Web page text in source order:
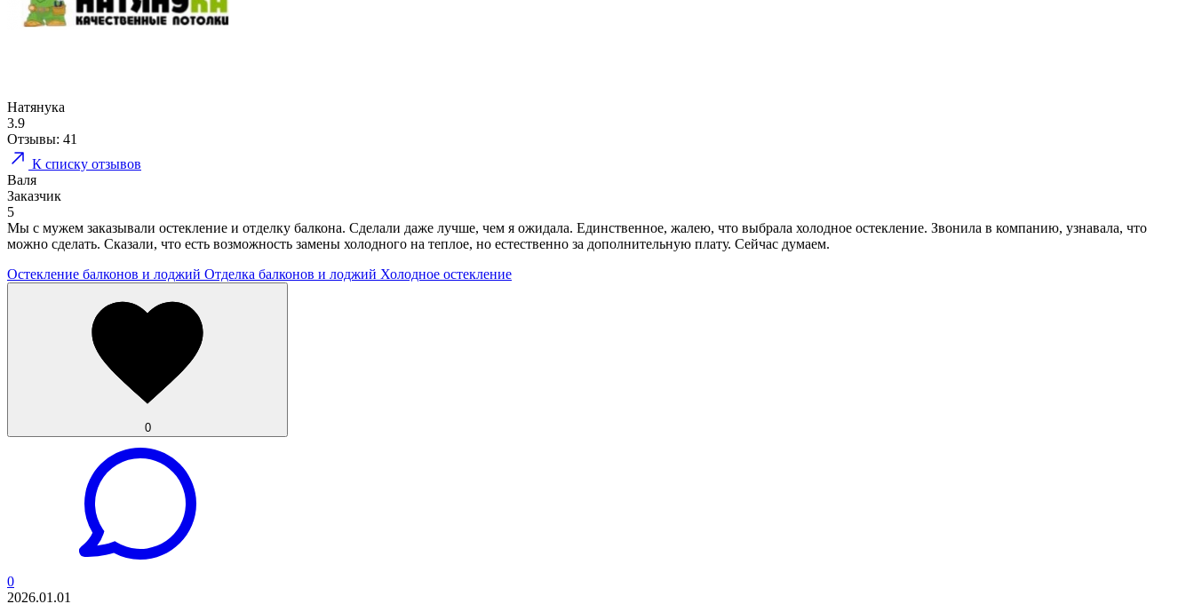
Натянука
3.9
Отзывы: 41
К списку отзывов
Валя
Заказчик
5
Мы с мужем заказывали остекление и отделку балкона. Сделали даже лучше, чем я ожидала. Единственное, жалею, что выбрала холодное остекление. Звонила в компанию, узнавала, что
можно сделать. Сказали, что есть возможность замены холодного на теплое, но естественно за дополнительную плату. Сейчас думаем.
Остекление балконов и лоджий Отделка балконов и лоджий Холодное остекление
0
0
2026.01.01